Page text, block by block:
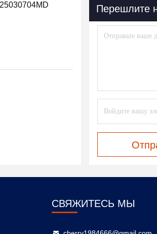
Перешлите
СВЯЖИТЕСЬ МЫ